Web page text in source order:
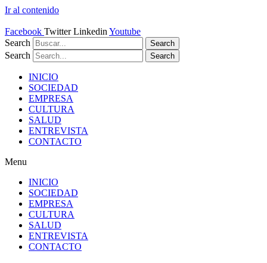
Ir al contenido
Facebook Twitter Linkedin Youtube
Search
Search
Search Search
INICIO
SOCIEDAD
EMPRESA
CULTURA
SALUD
ENTREVISTA
CONTACTO
Menu
INICIO
SOCIEDAD
EMPRESA
CULTURA
SALUD
ENTREVISTA
CONTACTO